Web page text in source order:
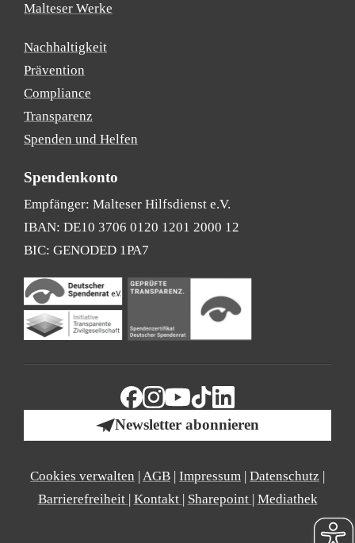
Malteser Werke
Nachhaltigkeit
Prävention
Compliance
Transparenz
Spenden und Helfen
Spendenkonto
Empfänger: Malteser Hilfsdienst e.V.
IBAN: DE10 3706 0120 1201 2000 12
BIC: GENODED 1PA7
Newsletter abonnieren
Cookies verwalten | AGB | Impressum | Datenschutz |
Barrierefreiheit | Kontakt | Sharepoint | Mediathek